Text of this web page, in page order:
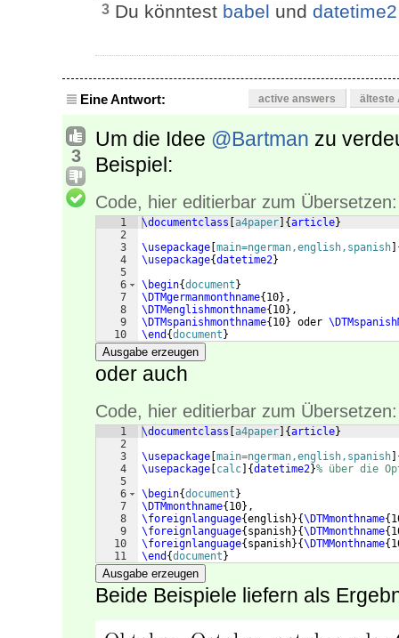
3 Du könntest babel und datetime2
Eine Antwort: active answers älteste
3
Um die Idee @Bartman zu
Beispiel:
Code, hier editierbar zum Übersetzen:
1
2
3
4
5
6
7
8
9
10
\documentclass a4paper {article}
\usepackage main=ngerman,english,spanish
\usepackage{datetime2}
\begin{document }
\DTMgermanmonthname{ 10} ,
\DTMenglishmonthname{ 10} ,
\DTMspanishmonthname{ 10} oder
\end {document }
Ausgabe erzeugen
oder auch
Code, hier editierbar zum Übersetzen:
1
2
3
4
5
6
7
8
9
10
11
\documentclass a4paper {article}
\usepackage main=ngerman,english,spanish
\usepackage calc {datetime2}% über die
\begin{document }
\DTMmonthname{ 10} ,
\foreignlanguage{english}{\DTMmonthname{
\foreignlanguage{ spanish}{\DTMmonthname{
\foreignlanguage{ spanish}{\DTMMonthname{
\end {document }
Ausgabe erzeugen
Beide Beispiele liefern als